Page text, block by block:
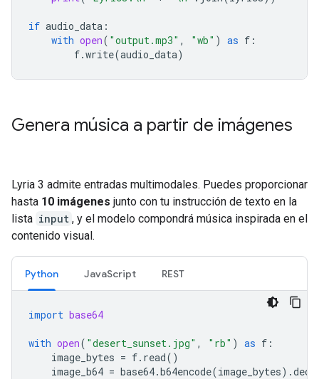
if audio_data :
with open( "output.mp3" , "wb" ) as f :
f.write(audio_data)
Genera música a partir de imágenes
Lyria 3 admite entradas multimodales. Puedes proporcionar
hasta 10 imágenes junto con tu instrucción de texto en la
lista input , y el modelo compondrá música inspirada en el
contenido visual.
Python JavaScript REST
import base64
with open( "desert_sunset.jpg" , "rb" ) as f :
image_bytes = f. read()
image_b64 = base64.b64encode(image_bytes) .